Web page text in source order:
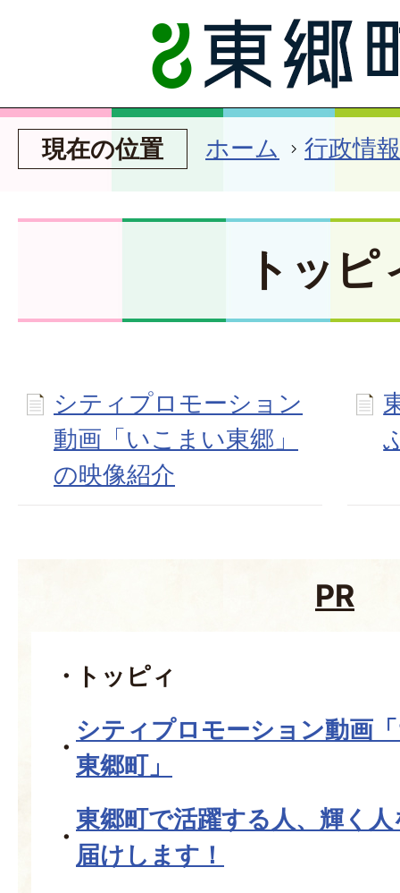
現在の位置 ホーム 行政情報
トッピ
シティプロモーション
動画「いこまい東郷」
の映像紹介
PR
トッピィ
シティプロモーション動画
東郷町」
東郷町で活躍する人、輝く
届けします！